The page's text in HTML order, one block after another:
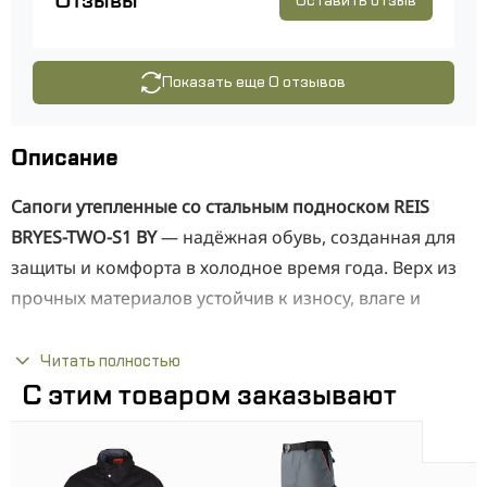
Показать еще 0 отзывов
Описание
Сапоги утепленные со стальным подноском REIS
BRYES-TWO-S1 BY— надёжная обувь, созданная для
защиты и комфорта в холодное время года. Верх из
прочных материалов устойчив к износу, влаге и
даже при длительном пребывании на морозе.
Металлический подносок защищает стопу от ударов
требованиям безопасности. Подошва устойчива к
Читать полностью
С этим товаром заказывают